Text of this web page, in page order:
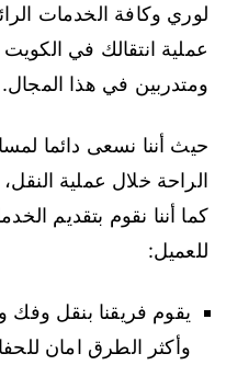
لوري وكافة الخدمات
عملية انتقالك في الكويت
ومتدربين في هذا المجال.
حيث أننا نسعى دائما
الراحة خلال عملية
كما أننا نقوم بتقديم
للعميل:
يقوم فريقنا بنقل
وأكثر الطرق امان